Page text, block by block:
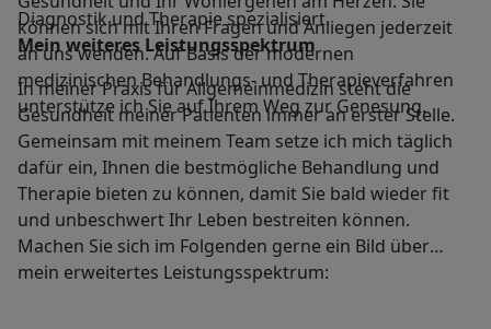
Diagnostik und Therapie spezialisiert.
können sich mit Ihren Fragen und Anliegen jederzeit
an uns wenden. Auf Basis der modernen
medizinischen Behandlungs- und Therapieverfahren
unterstütze ich Sie auf Ihrem Weg zur Genesung.
Mein weiteres Leistungs­spektrum
In meiner Praxis für Allgemeinmedizin steht die
Gesundheit meiner Patienten immer an erster Stelle.
Gemeinsam mit meinem Team setze ich mich täglich
dafür ein, Ihnen die bestmögliche Behandlung und
Therapie bieten zu können, damit Sie bald wieder fit
und unbeschwert Ihr Leben bestreiten können.
Machen Sie sich im Folgenden gerne ein Bild über
mein erweitertes Leistungsspektrum: